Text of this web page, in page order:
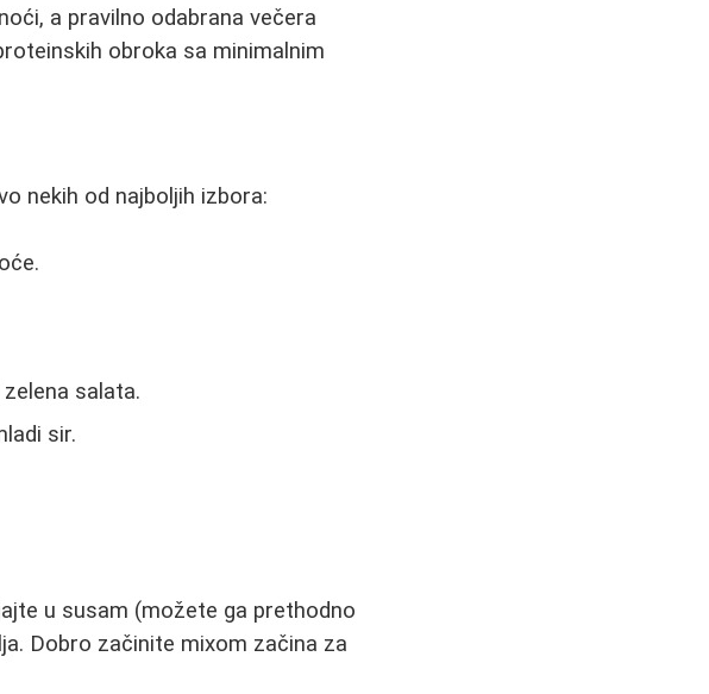
a pravilno odabrana večera
obroka sa minimalnim
nekih od najboljih izbora:
salata.
sir.
u susam (možete ga prethodno
Dobro začinite mixom začina za